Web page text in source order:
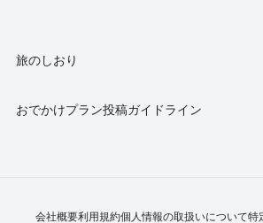
旅のしおり
おでかけプラン投稿ガイドライン
会社概要利用規約個人情報の取扱いについて特